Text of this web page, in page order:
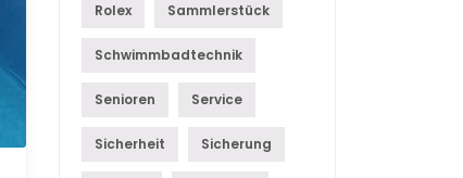
Rolex Sammlerstück
Schwimmbadtechnik
Senioren Service
Sicherheit Sicherung